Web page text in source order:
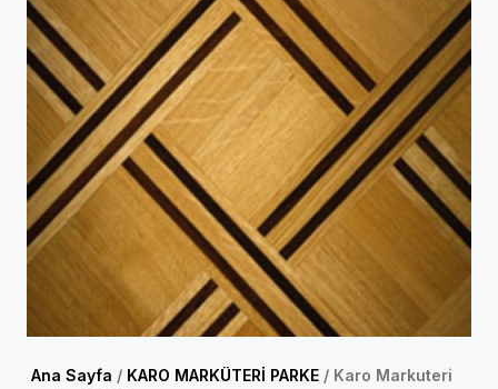
Ana Sayfa / KARO MARKÜTERİ PARKE / Karo Markuteri